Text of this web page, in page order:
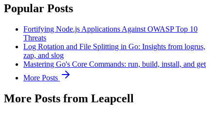
Popular Posts
Fortifying Node.js Applications Against OWASP Top 10
Threats
Log Rotation and File Splitting in Go: Insights from logrus,
zap, and slog
Mastering Go's Core Commands: run, build, install, and get
More Posts
More Posts from Leapcell